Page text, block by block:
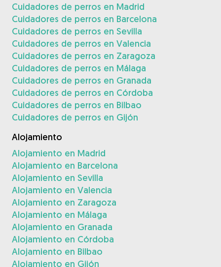
Cuidadores de perros en Madrid
Cuidadores de perros en Barcelona
Cuidadores de perros en Sevilla
Cuidadores de perros en Valencia
Cuidadores de perros en Zaragoza
Cuidadores de perros en Málaga
Cuidadores de perros en Granada
Cuidadores de perros en Córdoba
Cuidadores de perros en Bilbao
Cuidadores de perros en Gijón
Alojamiento
Alojamiento en Madrid
Alojamiento en Barcelona
Alojamiento en Sevilla
Alojamiento en Valencia
Alojamiento en Zaragoza
Alojamiento en Málaga
Alojamiento en Granada
Alojamiento en Córdoba
Alojamiento en Bilbao
Alojamiento en Gijón